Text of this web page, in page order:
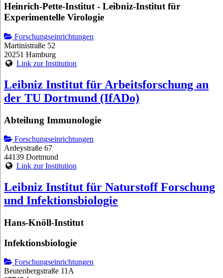
Heinrich-Pette-Institut - Leibniz-Institut für
Experimentelle Virologie
Forschungseinrichtungen
Martinistraße 52
20251 Hamburg
Link zur Institution
Leibniz Institut für Arbeitsforschung an
der TU Dortmund (IfADo)
Abteilung Immunologie
Forschungseinrichtungen
Ardeystraße 67
44139 Dortmund
Link zur Institution
Leibniz Institut für Naturstoff Forschung
und Infektionsbiologie
Hans-Knöll-Institut
Infektionsbiologie
Forschungseinrichtungen
Beutenbergstraße 11A